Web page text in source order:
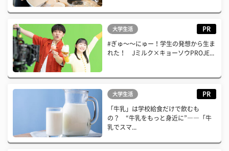
大学生活 PR
#ぎゅ〜〜にゅー！学生の発想から生ま
れた！ Jミルク×キョーソウPROJE...
大学生活 PR
「牛乳」は学校給食だけで飲むも
の？ “牛乳をもっと身近に”――「牛
乳でスマ...